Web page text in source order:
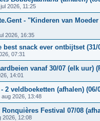
2026, 11:25
- "Kinderen van
2026, 16:35
snack ever ontbijtset (31/
07:31
vanaf 30/07 (elk uur)
14:01
2 veldboeketten (afhalen) (06/
aug 2026, 13:48
Festival 07/08
2026, 12:08